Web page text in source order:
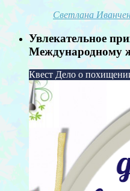
Светлана
Увлекательное
Международному
Квест Дело о